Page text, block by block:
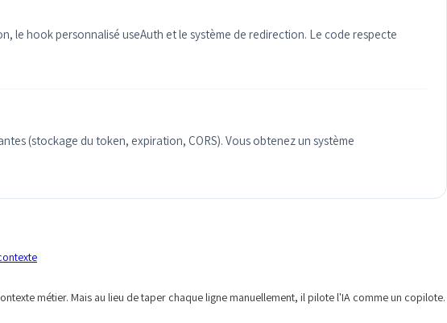
le hook personnalisé useAuth et le système de redirection. Le code respecte
(stockage du token, expiration, CORS). Vous obtenez un système
métier. Mais au lieu de taper chaque ligne manuellement, il pilote l'IA comme un copilote.